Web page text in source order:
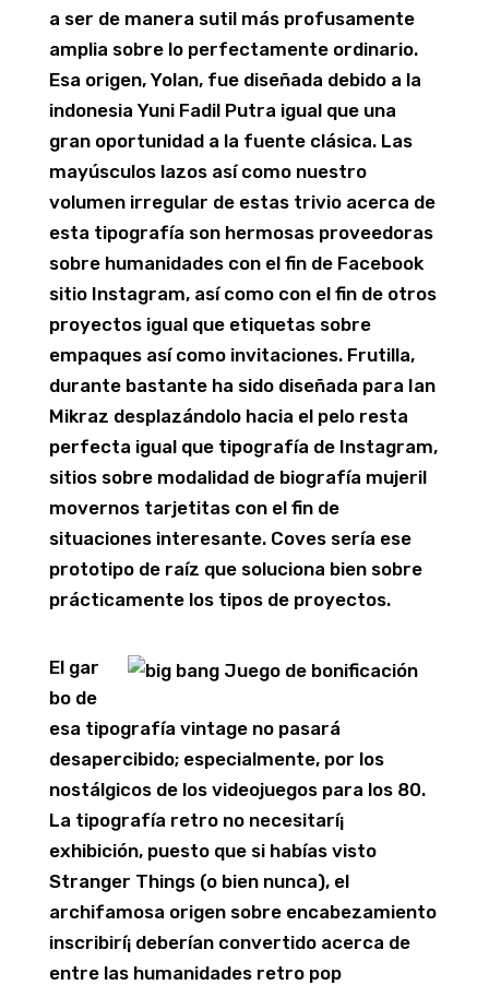
a ser de manera sutil más profusamente
amplia sobre lo perfectamente ordinario.
Esa origen, Yolan, fue diseñada debido a la
indonesia Yuni Fadil Putra igual que una
gran oportunidad a la fuente clásica. Las
mayúsculos lazos así­ como nuestro
volumen irregular de estas trivio acerca de
esta tipografía son hermosas proveedoras
sobre humanidades con el fin de Facebook
sitio Instagram, así como con el fin de otros
proyectos igual que etiquetas sobre
empaques así­ como invitaciones. Frutilla,
durante bastante ha sido diseñada para Ian
Mikraz desplazándolo hacia el pelo resta
perfecta igual que tipografía de Instagram,
sitios sobre modalidad de biografía mujeril
movernos tarjetitas con el fin de
situaciones interesante. Coves serí­a ese
prototipo de raíz que soluciona bien sobre
prácticamente los tipos de proyectos.
El gar
bo de
esa tipografía vintage no pasará
desapercibido; especialmente, por los
nostálgicos de los videojuegos para los 80.
La tipografía retro no necesitarí¡
exhibición, puesto que si habías visto
Stranger Things (o bien nunca), el
archifamosa origen sobre encabezamiento
inscribirí¡ deberían convertido acerca de
entre las humanidades retro pop